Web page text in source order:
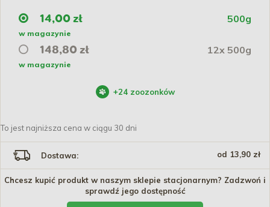
14,00 zł 500g
w magazynie
148,80 zł 12x 500g
w magazynie
+24 zoozonków
To jest najniższa cena w ciągu 30 dni
Dostawa: od 13,90 zł
Chcesz kupić produkt w naszym sklepie stacjonarnym? Zadzwoń i
sprawdź jego dostępność